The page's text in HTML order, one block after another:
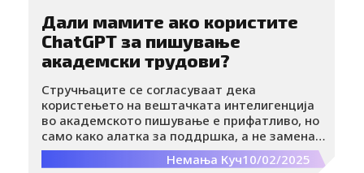
Дали мамите ако користите
ChatGPT за пишување
академски трудови?
Стручњаците се согласуваат дека
користењето на вештачката интелигенција
во академското пишување е прифатливо, но
само како алатка за поддршка, а не замена
за истражување и критичко размислување.
Немања Куч10/02/2025